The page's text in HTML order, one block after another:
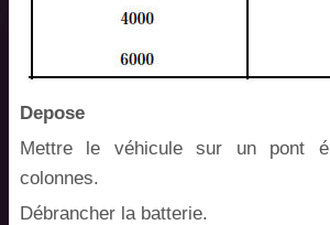
Depose
Mettre le véhicule sur un pont
colonnes.
Débrancher la batterie.